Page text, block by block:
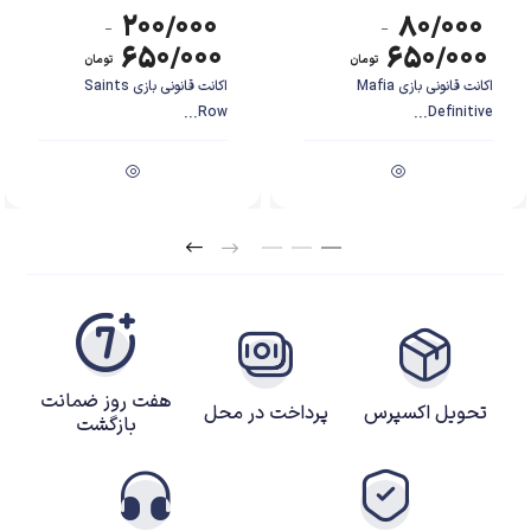
۸۰/۰۰۰ –
۶۵۰/۰۰۰ تومان
اکانت قانونی بازی Mafia
Definitive...
۲۰۰/۰۰۰ –
۶۵۰/۰۰۰ تومان
اکانت قانونی بازی Saints
Row...
تحویل اکسپرس پرداخت در محل
هفت روز ضمانت
بازگشت